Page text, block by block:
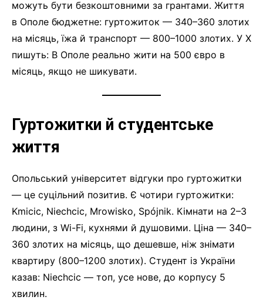
можуть бути безкоштовними за грантами. Життя
в Ополе бюджетне: гуртожиток — 340–360 злотих
на місяць, їжа й транспорт — 800–1000 злотих. У X
пишуть: В Ополе реально жити на 500 євро в
місяць, якщо не шикувати.
Гуртожитки й студентське
життя
Опольський університет відгуки про гуртожитки
— це суцільний позитив. Є чотири гуртожитки:
Kmicic, Niechcic, Mrowisko, Spójnik. Кімнати на 2–3
людини, з Wi-Fi, кухнями й душовими. Ціна — 340–
360 злотих на місяць, що дешевше, ніж знімати
квартиру (800–1200 злотих). Студент із України
казав: Niechcic — топ, усе нове, до корпусу 5
хвилин.